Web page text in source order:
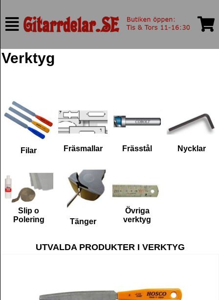
Verktyg
Filar Fräsmallar Frässtål Nycklar
Slip o
Polering
Tänger
Övriga
verktyg
UTVALDA PRODUKTER I VERKTYG